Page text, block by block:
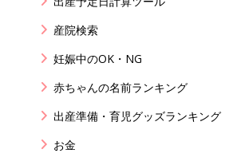
産院検索
妊娠中のOK・NG
赤ちゃんの名前ランキング
出産準備・育児グッズランキング
お金